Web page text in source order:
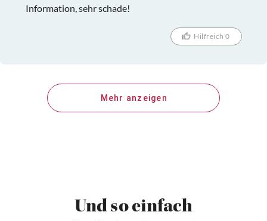
Information, sehr schade!
Hilfreich 0
Mehr anzeigen
Und so einfach